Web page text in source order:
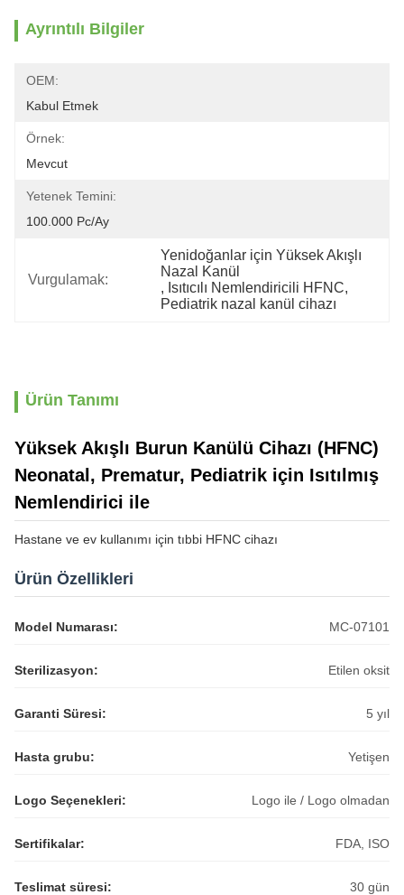
Ayrıntılı Bilgiler
OEM:
Kabul Etmek
Örnek:
Mevcut
Yetenek Temini:
100.000 Pc/ay
Vurgulamak:
Yenidoğanlar için Yüksek Akışlı
Nazal Kanül
, Isıtıcılı Nemlendiricili HFNC,
Pediatrik nazal kanül cihazı
Ürün Tanımı
Yüksek Akışlı Burun Kanülü Cihazı (HFNC)
Neonatal, Prematur, Pediatrik için Isıtılmış
Nemlendirici ile
Hastane ve ev kullanımı için tıbbi HFNC cihazı
Ürün Özellikleri
Model Numarası: MC-07101
Sterilizasyon: Etilen oksit
Garanti Süresi: 5 yıl
Hasta grubu: Yetişen
Logo Seçenekleri: Logo ile / Logo olmadan
Sertifikalar: FDA, ISO
Teslimat süresi: 30 gün